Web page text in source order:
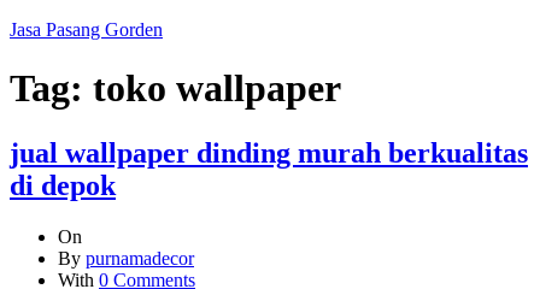
Jasa Pasang Gorden
Tag: toko wallpaper
jual wallpaper dinding murah berkualitas
di depok
On
By purnamadecor
With 0 Comments